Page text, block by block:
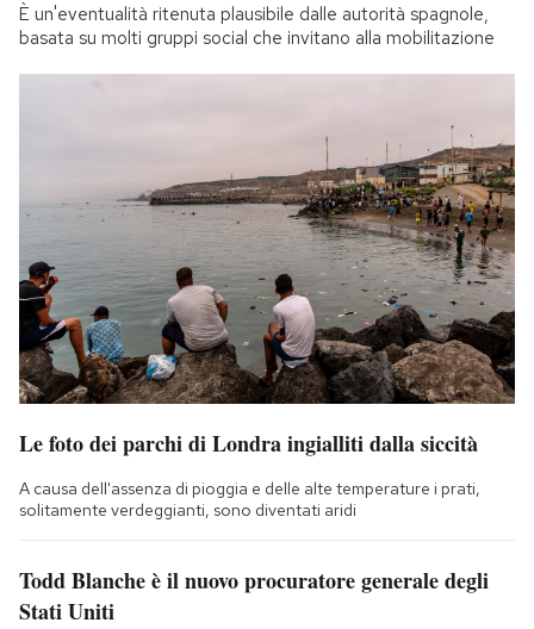
È un'eventualità ritenuta plausibile dalle autorità spagnole,
basata su molti gruppi social che invitano alla mobilitazione
Le foto dei parchi di Londra ingialliti dalla siccità
A causa dell'assenza di pioggia e delle alte temperature i prati,
solitamente verdeggianti, sono diventati aridi
Todd Blanche è il nuovo procuratore generale degli
Stati Uniti